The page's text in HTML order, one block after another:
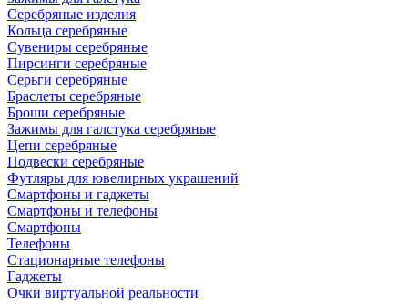
Серебряные изделия
Кольца серебряные
Сувениры серебряные
Пирсинги серебряные
Серьги серебряные
Браслеты серебряные
Броши серебряные
Зажимы для галстука серебряные
Цепи серебряные
Подвески серебряные
Футляры для ювелирных украшений
Смартфоны и гаджеты
Смартфоны и телефоны
Смартфоны
Телефоны
Стационарные телефоны
Гаджеты
Очки виртуальной реальности